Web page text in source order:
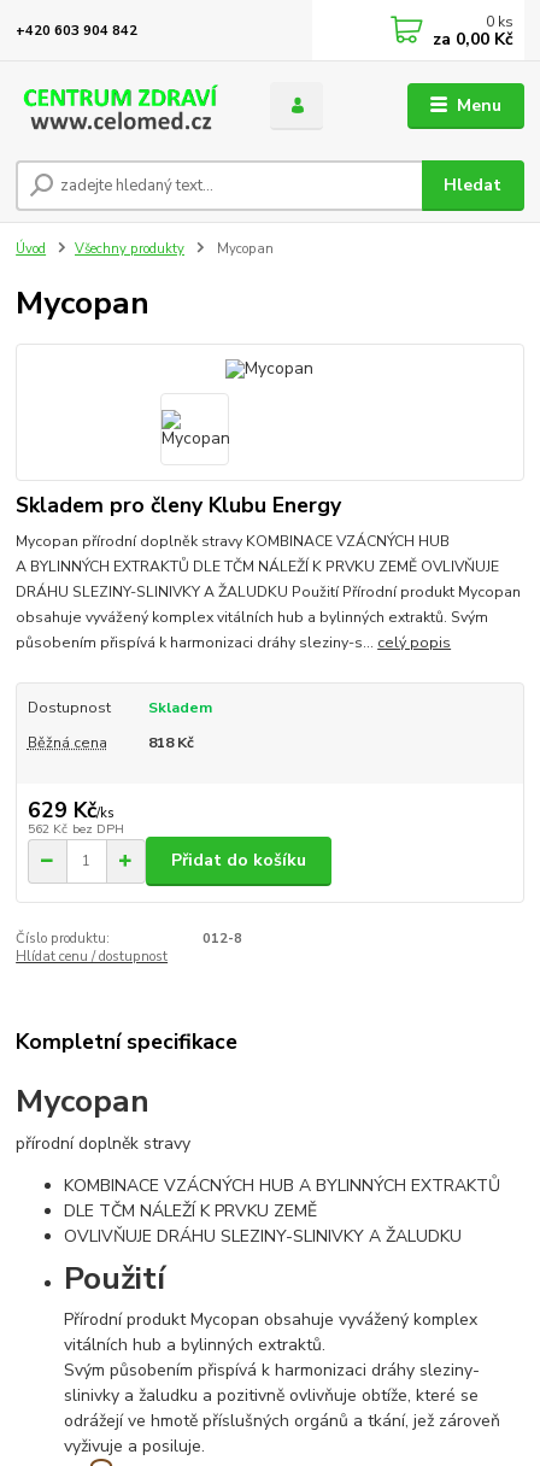
Menu
Hledat
+420 603 904 842 0 ks
za 0,00 Kč
Úvod Všechny produkty Mycopan
Mycopan
Skladem pro členy Klubu Energy
Mycopan přírodní doplněk stravy KOMBINACE VZÁCNÝCH HUB
A BYLINNÝCH EXTRAKTŮ DLE TČM NÁLEŽÍ K PRVKU ZEMĚ OVLIVŇUJE
DRÁHU SLEZINY-SLINIVKY A ŽALUDKU Použití Přírodní produkt Mycopan
obsahuje vyvážený komplex vitálních hub a bylinných extraktů. Svým
působením přispívá k harmonizaci dráhy sleziny-s... celý popis
Dostupnost
Skladem
Běžná cena
818 Kč
629 Kč/ks
562 Kč bez DPH
Přidat do košíku
Číslo produktu:
012-8
Hlídat cenu / dostupnost
Kompletní specifikace
Mycopan
přírodní doplněk stravy
KOMBINACE VZÁCNÝCH HUB A BYLINNÝCH EXTRAKTŮ
DLE TČM NÁLEŽÍ K PRVKU ZEMĚ
OVLIVŇUJE DRÁHU SLEZINY-SLINIVKY A ŽALUDKU
Použití
Přírodní produkt Mycopan obsahuje vyvážený komplex
vitálních hub a bylinných extraktů.
Svým působením přispívá k harmonizaci dráhy sleziny-
slinivky a žaludku a pozitivně ovlivňuje obtíže, které se
odrážejí ve hmotě příslušných orgánů a tkání, jež zároveň
vyživuje a posiluje.